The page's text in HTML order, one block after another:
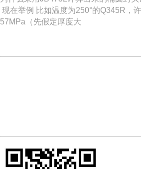
现在举例 比如温度为250°的Q345R，
57MPa（先假定厚度大